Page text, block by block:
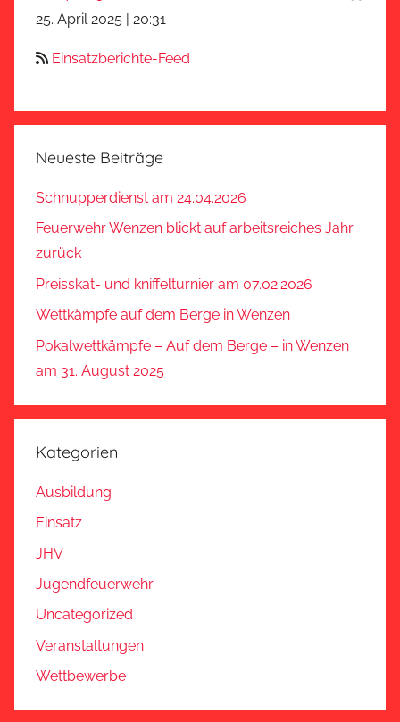
25. April 2025 | 20:31
Einsatzberichte-Feed
Neueste Beiträge
Schnupperdienst am 24.04.2026
Feuerwehr Wenzen blickt auf arbeitsreiches Jahr
zurück
Preisskat- und kniffelturnier am 07.02.2026
Wettkämpfe auf dem Berge in Wenzen
Pokalwettkämpfe – Auf dem Berge – in Wenzen
am 31. August 2025
Kategorien
Ausbildung
Einsatz
JHV
Jugendfeuerwehr
Uncategorized
Veranstaltungen
Wettbewerbe